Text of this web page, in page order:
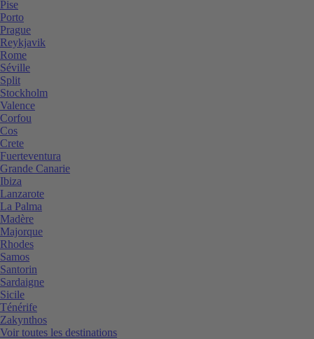
Pise
Porto
Prague
Reykjavik
Rome
Séville
Split
Stockholm
Valence
Corfou
Cos
Crete
Fuerteventura
Grande Canarie
Ibiza
Lanzarote
La Palma
Madère
Majorque
Rhodes
Samos
Santorin
Sardaigne
Sicile
Ténérife
Zakynthos
Voir toutes les destinations